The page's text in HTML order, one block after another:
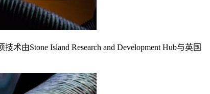
由Stone Island Research and Development Hub与英国